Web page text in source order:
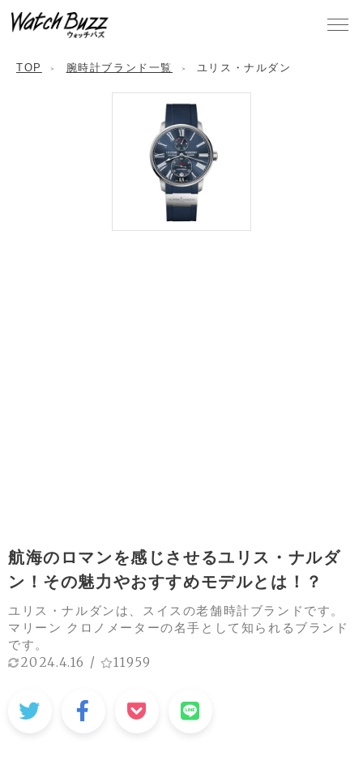
TOP 腕時計ブランド一覧 ユリス・ナルダン
航海のロマンを感じさせるユリス・ナルダ
ン！その魅力やおすすめモデルとは！？
ユリス・ナルダンは、スイスの老舗時計ブランドです。
マリーン クロノメーターの名手として知られるブランド
です。
2024.4.16 / 11959